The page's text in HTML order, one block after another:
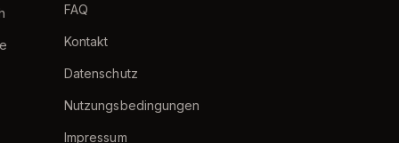
FAQ
Kontakt
Datenschutz
Nutzungsbedingungen
Impressum